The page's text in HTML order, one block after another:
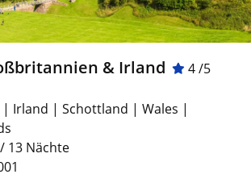
& Irland 4 /5
| Irland | Schottland | Wales |
13 Nächte